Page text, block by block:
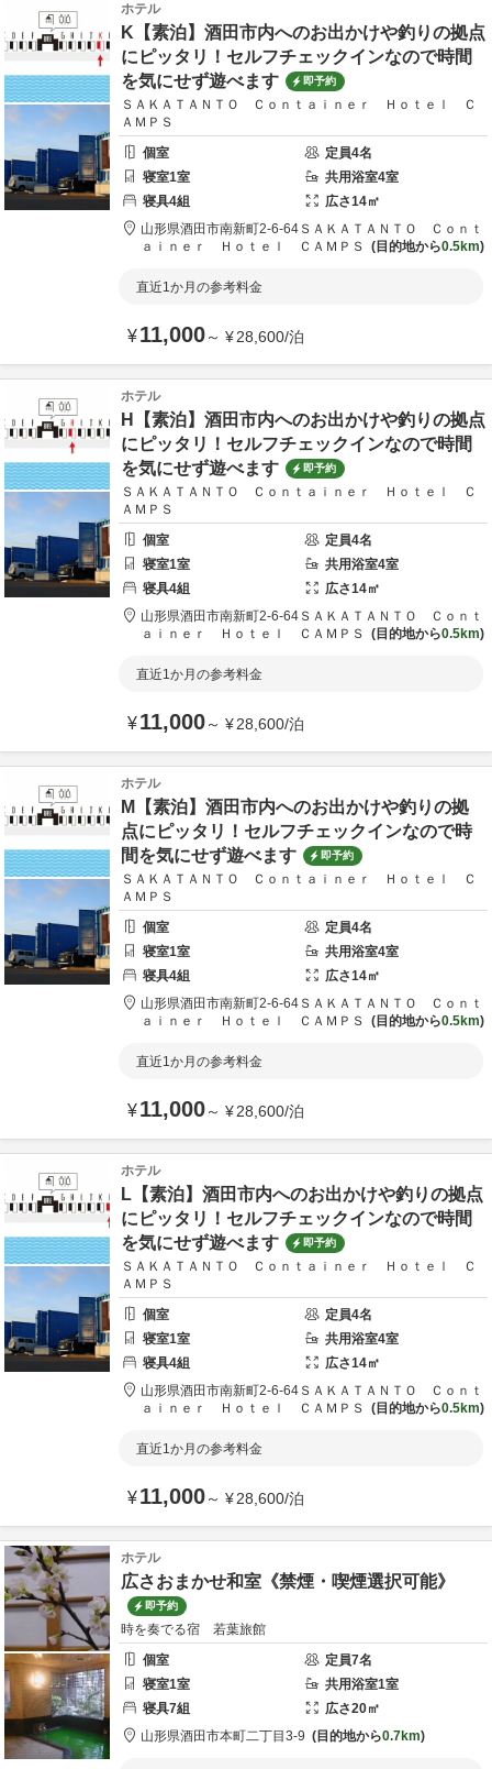
ホテル
K【素泊】酒田市内へのお出かけや釣りの拠点
にピッタリ！セルフチェックインなので時間
を気にせず遊べます
即予約
ＳＡＫＡＴＡＮＴＯ Ｃｏｎｔａｉｎｅｒ Ｈｏｔｅｌ Ｃ
ＡＭＰＳ
個室
定員4名
寝室1室 共用浴室4室
寝具4組 広さ14㎡
山形県酒田市南新町2-6-64 ＳＡＫＡＴＡＮＴＯ Ｃｏｎｔ
ａｉｎｅｒ Ｈｏｔｅｌ ＣＡＭＰＳ
目的地から0.5km
直近1か月の参考料金
¥11,000～ ¥28,600/泊
ホテル
H【素泊】酒田市内へのお出かけや釣りの拠点
にピッタリ！セルフチェックインなので時間
を気にせず遊べます
即予約
ＳＡＫＡＴＡＮＴＯ Ｃｏｎｔａｉｎｅｒ Ｈｏｔｅｌ Ｃ
ＡＭＰＳ
個室
定員4名
寝室1室 共用浴室4室
寝具4組 広さ14㎡
山形県酒田市南新町2-6-64 ＳＡＫＡＴＡＮＴＯ Ｃｏｎｔ
ａｉｎｅｒ Ｈｏｔｅｌ ＣＡＭＰＳ
目的地から0.5km
直近1か月の参考料金
¥11,000～ ¥28,600/泊
ホテル
M【素泊】酒田市内へのお出かけや釣りの拠
点にピッタリ！セルフチェックインなので時
間を気にせず遊べます
即予約
ＳＡＫＡＴＡＮＴＯ Ｃｏｎｔａｉｎｅｒ Ｈｏｔｅｌ Ｃ
ＡＭＰＳ
個室
定員4名
寝室1室 共用浴室4室
寝具4組 広さ14㎡
山形県酒田市南新町2-6-64 ＳＡＫＡＴＡＮＴＯ Ｃｏｎｔ
ａｉｎｅｒ Ｈｏｔｅｌ ＣＡＭＰＳ
目的地から0.5km
直近1か月の参考料金
¥11,000～ ¥28,600/泊
ホテル
L【素泊】酒田市内へのお出かけや釣りの拠点
にピッタリ！セルフチェックインなので時間
を気にせず遊べます
即予約
ＳＡＫＡＴＡＮＴＯ Ｃｏｎｔａｉｎｅｒ Ｈｏｔｅｌ Ｃ
ＡＭＰＳ
個室
定員4名
寝室1室 共用浴室4室
寝具4組 広さ14㎡
山形県酒田市南新町2-6-64 ＳＡＫＡＴＡＮＴＯ Ｃｏｎｔ
ａｉｎｅｒ Ｈｏｔｅｌ ＣＡＭＰＳ
目的地から0.5km
直近1か月の参考料金
¥11,000～ ¥28,600/泊
ホテル
広さおまかせ和室《禁煙・喫煙選択可能》
即予約
時を奏でる宿 若葉旅館
個室
定員7名
寝室1室 共用浴室1室
寝具7組 広さ20㎡
山形県酒田市本町二丁目3-9 目的地から0.7km